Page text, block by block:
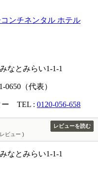
ンチネンタル ホテル
なとみらい1-1-1
（代表）
ー TEL : 0120-056-658
ビュー )
レビューを読む
なとみらい1-1-1